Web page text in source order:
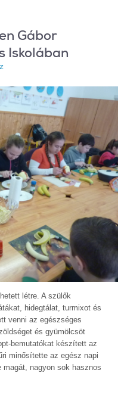
Gábor
Iskolában
létre. A szülők
hidegtálat, turmixot és
venni az egészséges
és gyümölcsöt
bemutatókat készített az
minősítette az egész napi
magát, nagyon sok hasznos